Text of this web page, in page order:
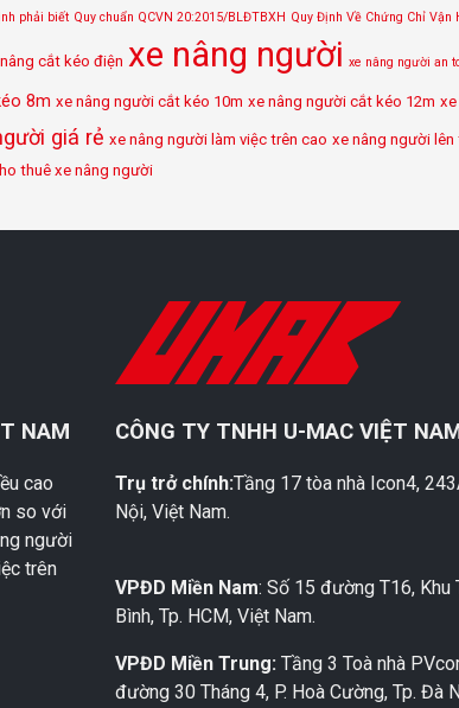
phải biết Quy chuẩn QCVN 20:2015/BLĐTBXH Quy Định Về Chứng Chỉ Vận
cắt kéo điện xe nâng người xe nâng người an
8m xe nâng người cắt kéo 10m xe nâng người cắt kéo 12m
giá rẻ xe nâng người làm việc trên cao xe nâng người lên
thuê xe nâng người
NAM
cao
so với
người
trên
CÔNG TY TNHH U-MAC VIỆT
Trụ trở chính:Tầng 17 tòa nhà Icon4,
Nội, Việt Nam.
VPĐD Miền Nam: Số 15 đường T16, Khu
Bình, Tp. HCM, Việt Nam.
VPĐD Miền Trung: Tầng 3 Toà nhà
đường 30 Tháng 4, P. Hoà Cường, Tp. Đà